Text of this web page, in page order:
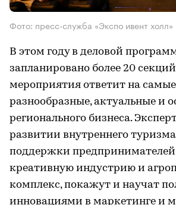
Фото: пресс-служба «Экспо ивент холл»
В этом году в деловой
запланировано более 20
мероприятия ответит на самые
разнообразные, актуальные и
регионального бизнеса.
развитии внутреннего
поддержки
креативную индустрию и
комплекс, покажут и научат
инновациями в маркетинге и